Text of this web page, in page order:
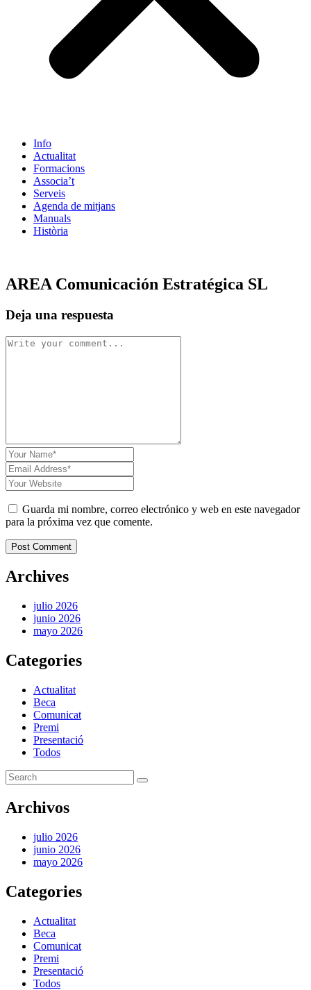
Info
Actualitat
Formacions
Associa’t
Serveis
Agenda de mitjans
Manuals
Història
AREA Comunicación Estratégica SL
Deja una respuesta
Guarda mi nombre, correo electrónico y web en este navegador
para la próxima vez que comente.
Post Comment
Archives
julio 2026
junio 2026
mayo 2026
Categories
Actualitat
Beca
Comunicat
Premi
Presentació
Todos
Archivos
julio 2026
junio 2026
mayo 2026
Categories
Actualitat
Beca
Comunicat
Premi
Presentació
Todos